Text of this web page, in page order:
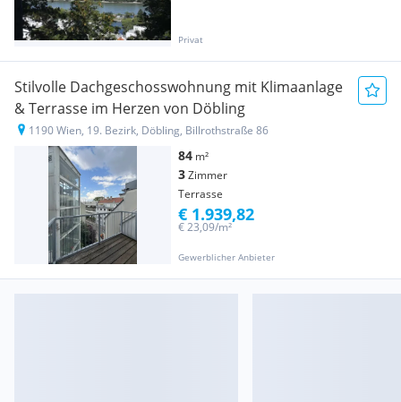
Privat
Stilvolle Dachgeschosswohnung mit Klimaanlage
& Terrasse im Herzen von Döbling
1190 Wien, 19. Bezirk, Döbling, Billrothstraße 86
84 m²
3Zimmer
Terrasse
Gewerblicher Anbieter
€ 23,09/m²
€ 1.939,82